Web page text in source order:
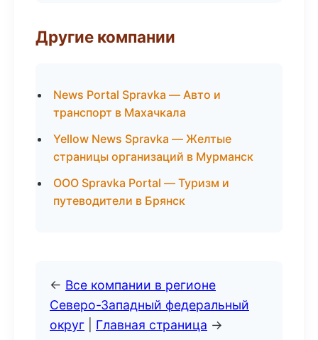
Другие компании
News Portal Spravka — Авто и
транспорт в Махачкала
Yellow News Spravka — Желтые
страницы организаций в Мурманск
ООО Spravka Portal — Туризм и
путеводители в Брянск
← Все компании в регионе
Северо-Западный федеральный
округ
Главная страница →